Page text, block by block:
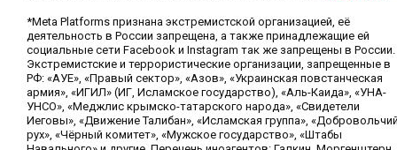
*Meta Platforms признана экстремистской организацией, её
деятельность в России запрещена, а также принадлежащие ей
социальные сети Facebook и Instagram так же запрещены в России.
Экстремистские и террористические организации, запрещенные в
РФ: «АУЕ», «Правый сектор», «Азов», «Украинская повстанческая
армия», «ИГИЛ» (ИГ, Исламское государство), «Аль-Каида», «УНА-
УНСО», «Меджлис крымско-татарского народа», «Свидетели
Иеговы», «Движение Талибан», «Исламская группа»,
рух», «Чёрный комитет», «Мужское государство», «Штабы